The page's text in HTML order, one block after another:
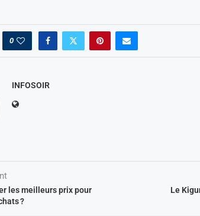
0
INFOSOIR
les meilleurs prix pour
?
Le